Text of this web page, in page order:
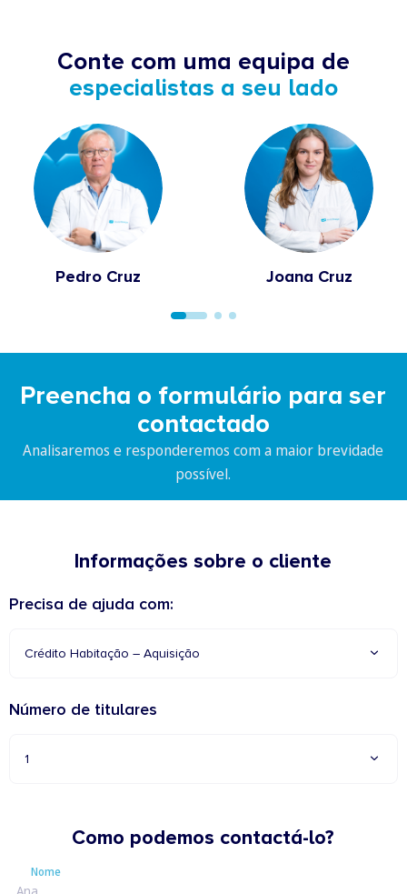
Conte com uma equipa de
especialistas a seu lado
Pedro Cruz Joana Cruz
Preencha o formulário para ser
contactado
Analisaremos e responderemos com a maior brevidade
possível.
Informações sobre o cliente
Precisa de ajuda com:
Crédito Habitação – Aquisição
Número de titulares
1
Como podemos contactá-lo?
Nome
Nome